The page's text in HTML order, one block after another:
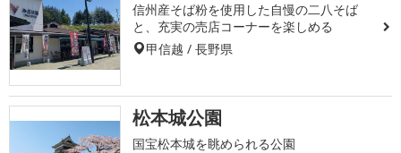
信州産そば粉を使用した自慢の二八そば
と、充実の売店コーナーを楽しめる
甲信越 / 長野県
松本城公園
国宝松本城を眺められる公園